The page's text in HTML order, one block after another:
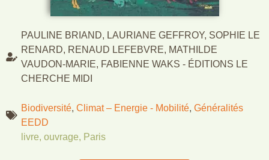
PAULINE BRIAND, LAURIANE GEFFROY, SOPHIE LE
RENARD, RENAUD LEFEBVRE, MATHILDE
VAUDON-MARIE, FABIENNE WAKS - ÉDITIONS LE
CHERCHE MIDI
Biodiversité, Climat – Energie - Mobilité, Généralités
EEDD
livre, ouvrage, Paris